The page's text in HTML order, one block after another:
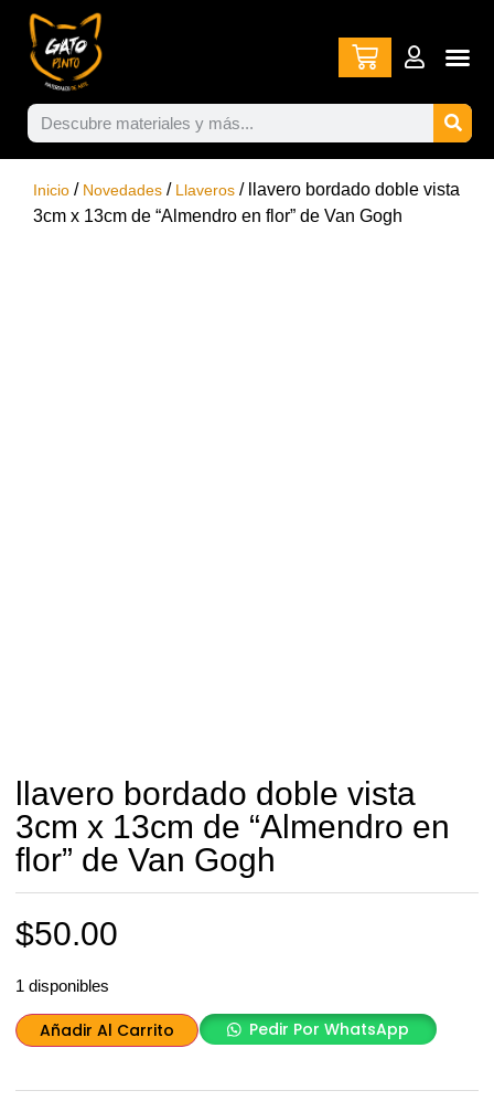
Inicio / Novedades / Llaveros / llavero bordado doble vista
3cm x 13cm de “Almendro en flor” de Van Gogh
llavero bordado doble vista
3cm x 13cm de “Almendro en
flor” de Van Gogh
$50.00
1 disponibles
Añadir Al Carrito Pedir Por WhatsApp